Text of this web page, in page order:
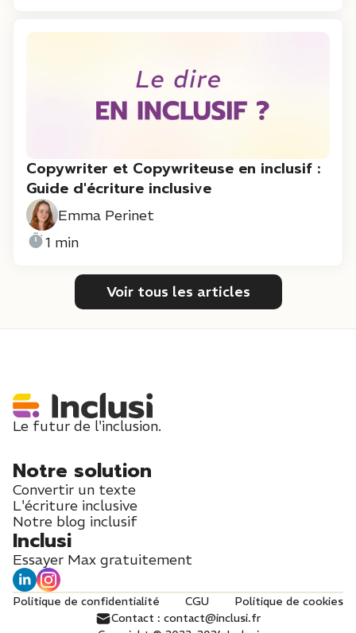
Copywriter et Copywriteuse en inclusif :
Guide d'écriture inclusive
Emma Perinet
1 min
Voir tous les articles
Le futur de l'inclusion.
Notre solution
Convertir un texte
L'écriture inclusive
Notre blog inclusif
Inclusi
Essayer Max gratuitement
Politique de confidentialité CGU
Politique de cookies
Contact : contact@inclusi.fr